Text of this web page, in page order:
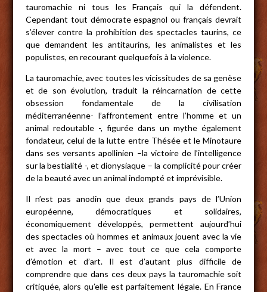
tauromachie ni tous les Français qui la défendent.
Cependant tout démocrate espagnol ou français devrait
s’élever contre la prohibition des spectacles taurins, ce
que demandent les antitaurins, les animalistes et les
populistes, en recourant quelquefois à la violence.
La tauromachie, avec toutes les vicissitudes de sa genèse
et de son évolution, traduit la réincarnation de cette
obsession fondamentale de la civilisation
méditerranéenne- l’affrontement entre l’homme et un
animal redoutable -, figurée dans un mythe également
fondateur, celui de la lutte entre Thésée et le Minotaure
dans ses versants apollinien –la victoire de l’intelligence
sur la bestialité -, et dionysiaque – la complicité pour créer
de la beauté avec un animal indompté et imprévisible.
Il n’est pas anodin que deux grands pays de l’Union
européenne, démocratiques et solidaires,
économiquement développés, permettent aujourd’hui
des spectacles où hommes et animaux jouent avec la vie
et avec la mort – avec tout ce que cela comporte
d’émotion et d’art. Il est d’autant plus difficile de
comprendre que dans ces deux pays la tauromachie soit
critiquée, alors qu’elle est parfaitement légale. En France